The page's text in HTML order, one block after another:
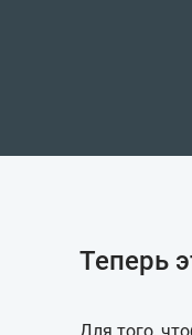
Теперь
Для того,